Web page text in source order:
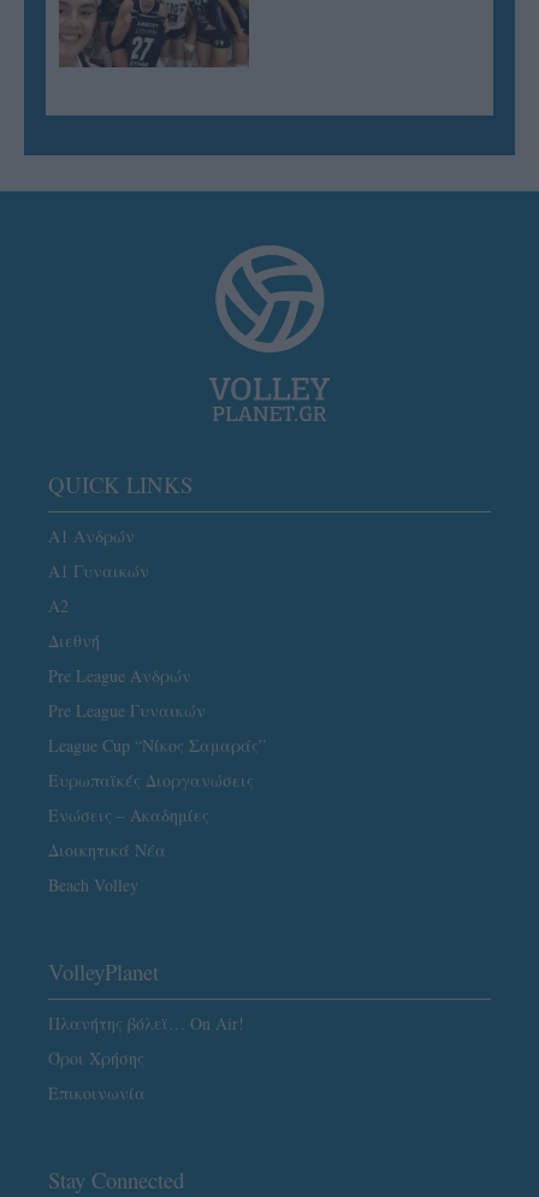
QUICK LINKS
Α1 Ανδρών
Α1 Γυναικών
A2
Διεθνή
Pre League Ανδρών
Pre League Γυναικών
League Cup “Νίκος Σαμαράς”
Ευρωπαϊκές Διοργανώσεις
Ενώσεις – Ακαδημίες
Διοικητικά Νέα
Beach Volley
VolleyPlanet
Πλανήτης βόλεϊ… On Air!
Όροι Χρήσης
Επικοινωνία
Stay Connected